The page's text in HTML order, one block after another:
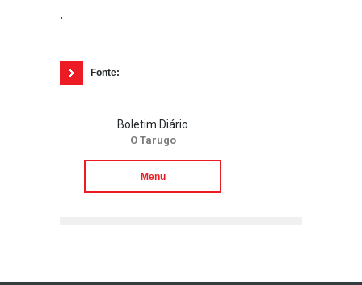
.
Fonte:
Boletim Diário
O Tarugo
Menu